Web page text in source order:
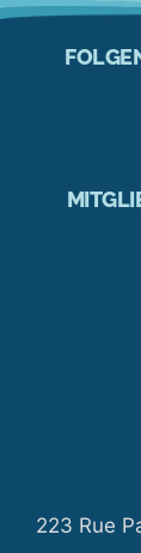
223 Rue